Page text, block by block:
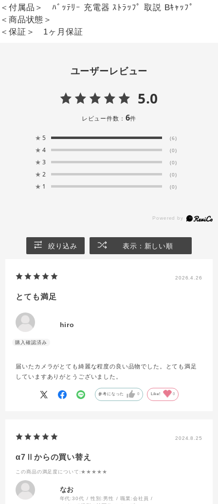
＜付属品＞ ﾊﾞｯﾃﾘｰ 充電器 ｽﾄﾗｯﾌﾟ 取説 Bｷｬｯﾌﾟ
＜商品状態＞
＜保証＞ 1ヶ月保証
ユーザーレビュー
5.0
レビュー件数： 6件
★ 5 (6)
★ 4 (0)
★ 3 (0)
★ 2 (0)
★ 1 (0)
絞り込み 表示：新しい順
2026.4.26
とても満足
hiro
届いたカメラがとても綺麗な程度の良い品物でした。とても満足
していますありがとうございました。
参考になった 0 Like! 0
2024.8.25
α7Ⅱからの買い替え
この商品の満足度について :★★★★★
なお
年代:30代 性別: 男性 職業:会社員